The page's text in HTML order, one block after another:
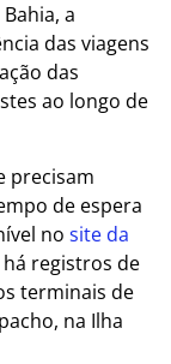
a
das viagens
das
ao longo de
precisam
de espera
no site da
há registros de
terminais de
na Ilha